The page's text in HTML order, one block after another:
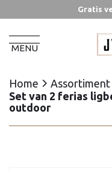
Gratis
MENU
Home Assortiment
Set van 2 ferias
outdoor
Home Assortiment
Set van 2 ferias
outdoor